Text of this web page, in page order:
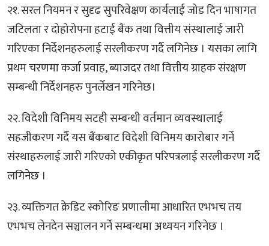
२१. सरल नियमन र सुदृढ सुपरिवेक्षण कार्यलाई जोड दिन भाषागत
जटिलता र दोहोरोपना हटाई बैंक तथा वित्तीय संस्थालाई जारी
गरिएका निर्देशनहरुलाई सरलीकरण गर्दै लगिनेछ । यसका लागि
प्रथम चरणमा कर्जा प्रवाह, ब्याजदर तथा वित्तीय ग्राहक संरक्षण
सम्बन्धी निर्देशनहरु पुनर्लेखन गरिनेछ।
२२. विदेशी विनिमय सटही सम्बन्धी वर्तमान व्यवस्थालाई
सहजीकरण गर्दै यस बैंकबाट विदेशी विनिमय कारोबार गर्ने
संस्थाहरुलाई जारी गरिएको एकीकृत परिपत्रलाई सरलीकरण गर्दै
लगिनेछ ।
२३. व्यक्तिगत क्रेडिट स्कोरिङ प्रणालीमा आधारित एभभच तय
एभभच लेनदेन सञ्चालन गर्ने सम्बन्धमा अध्ययन गरिनेछ ।